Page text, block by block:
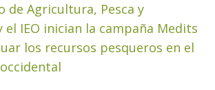
de Agricultura, Pesca y
el IEO inician la campaña Medits
los recursos pesqueros en el